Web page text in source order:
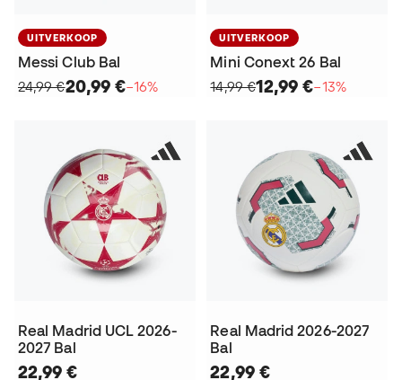
UITVERKOOP
Messi Club Bal
24,99 €20,99 €−16%
UITVERKOOP
Mini Conext 26 Bal
14,99 €12,99 €−13%
Real Madrid UCL 2026-
2027 Bal
22,99 €
Real Madrid 2026-2027
Bal
22,99 €